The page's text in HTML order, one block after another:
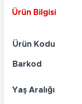
Ürün Bilgisi
Ürün Kodu
Barkod
Yaş Aralığı